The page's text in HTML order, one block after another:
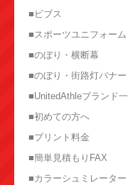
■ビブス
■スポーツユニフォーム
■のぼり・横断幕
■のぼり・街路灯バナー
■UnitedAthleブランド
■初めての方へ
■プリント料金
■簡単見積もりFAX
■カラーシュミレーター